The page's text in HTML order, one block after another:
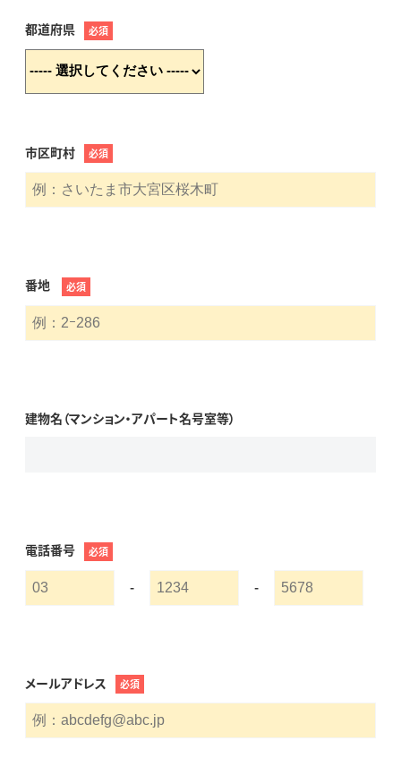
都道府県 必須
市区町村 必須
番地 必須
建物名（マンション・アパート名号室等）
電話番号 必須
- -
メールアドレス 必須